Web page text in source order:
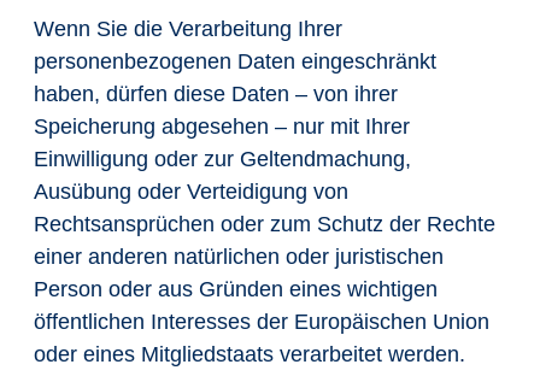
Wenn Sie die Verarbeitung Ihrer
personenbezogenen Daten eingeschränkt
haben, dürfen diese Daten – von ihrer
Speicherung abgesehen – nur mit Ihrer
Einwilligung oder zur Geltendmachung,
Ausübung oder Verteidigung von
Rechtsansprüchen oder zum Schutz der Rechte
einer anderen natürlichen oder juristischen
Person oder aus Gründen eines wichtigen
öffentlichen Interesses der Europäischen Union
oder eines Mitgliedstaats verarbeitet werden.